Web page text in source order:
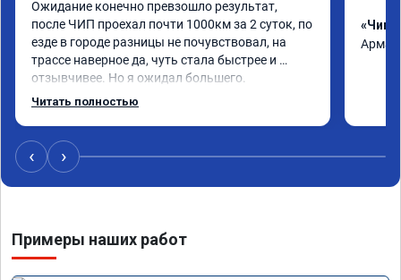
Ожидание конечно превзошло результат,
после ЧИП проехал почти 1000км за 2 суток, по
езде в городе разницы не почувствовал, на
трассе наверное да, чуть стала быстрее и
отзывчивее. Но я ожидал большего.
По работе ни каких вопросов, приехал ко
Откатывать обратно не буду, но заявленные
+24 🐎 конечно под вопросом…
Считаю нужно чуть чуть 🤏 доработать
корректировки))
Читать полностью
«Чип
Арман
‹ ›
Примеры наших работ